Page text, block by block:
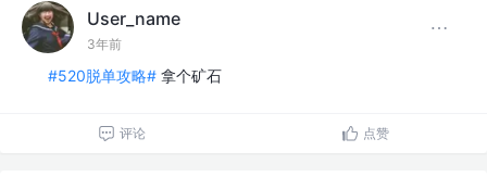
User_name
3年前
#520脱单攻略# 拿个矿石
评论 点赞